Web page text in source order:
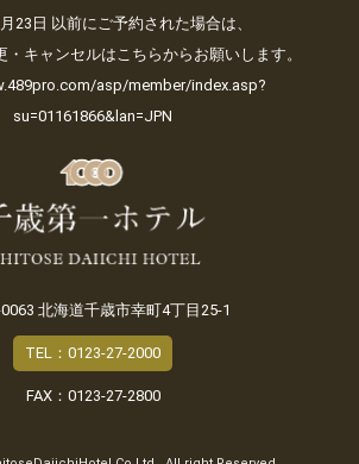
23日 以前にご予約された場合は、
・キャンセルはこちらからお願いします。
asp/member/index.asp?
su=01161866&lan=JPN
北海道千歳市幸町4丁目25-1
TEL：0123-27-2000
FAX：0123-27-2800